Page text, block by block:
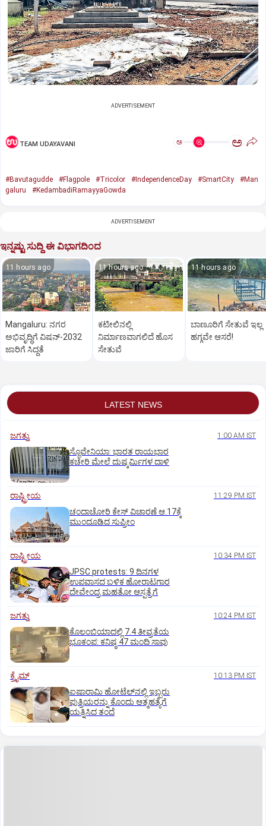
ADVERTISEMENT
TEAM UDAYAVANI ಅ ಅ
#Bavutagudde #Flagpole #Tricolor #IndependenceDay #SmartCity
#Man
galuru
#KedambadiRamayyaGowda
ADVERTISEMENT
ಇನ್ನಷ್ಟು ಸುದ್ದಿ ಈ ವಿಭಾಗದಿಂದ
11 hours ago
Mangaluru: ನಗರ
ಅಭಿವೃದ್ಧಿಗೆ ವಿಷನ್‌-2032
ಜಾರಿಗೆ ಸಿದ್ಧತೆ
11 hours ago
ಕಟೀಲಿನಲ್ಲಿ
ನಿರ್ಮಾಣವಾಗಲಿದೆ ಹೊಸ
ಸೇತುವೆ
11 hours ago
ಬಾಣೂರಿಗೆ ಸೇತುವೆ ಇಲ್ಲ
ಹಗ್ಗವೇ ಆಸರೆ!
LATEST NEWS
ಜಗತ್ತು 1:00 AM IST
ಸ್ಲೊವೇನಿಯಾ: ಭಾರತ ರಾಯಭಾರ
ಕಚೇರಿ ಮೇಲೆ ದುಷ್ಕರ್ಮಿಗಳ ದಾಳಿ
ರಾಷ್ಟ್ರೀಯ 11:29 PM IST
ಚಂದಾಚೋರಿ ಕೇಸ್‌ ವಿಚಾರಣೆ ಆ.17ಕ್ಕೆ
ಮುಂದೂಡಿದ ಸುಪ್ರೀಂ
ರಾಷ್ಟ್ರೀಯ 10:34 PM IST
JPSC protests: 9 ದಿನಗಳ
ಉಪವಾಸದ ಬಳಿಕ ಹೋರಾಟಗಾರ
ದೇವೇಂದ್ರ ಮಹತೋ ಆಸ್ಪತ್ರೆಗೆ
ಜಗತ್ತು 10:24 PM IST
ಕೊಲಂಬಿಯಾದಲ್ಲಿ 7.4 ತೀವ್ರತೆಯ
ಭೂಕಂಪ: ಕನಿಷ್ಠ 47 ಮಂದಿ ಸಾವು
ಕ್ರೈಮ್ 10:13 PM IST
ಐಷಾರಾಮಿ ಹೋಟೆಲ್‌ನಲ್ಲಿ ಇಬ್ಬರು
ಪುತ್ರಿಯರನ್ನು ಕೊಂದು ಆತ್ಮಹತ್ಯೆಗೆ
ಯತ್ನಿಸಿದ ತಂದೆ